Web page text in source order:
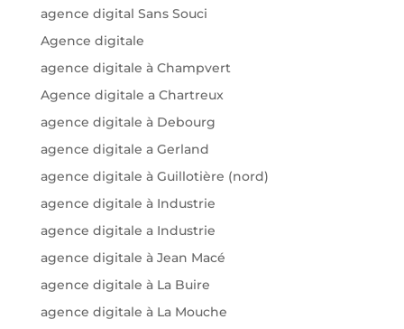
agence digital Sans Souci
Agence digitale
agence digitale à Champvert
Agence digitale a Chartreux
agence digitale à Debourg
agence digitale a Gerland
agence digitale à Guillotière (nord)
agence digitale à Industrie
agence digitale a Industrie
agence digitale à Jean Macé
agence digitale à La Buire
agence digitale à La Mouche